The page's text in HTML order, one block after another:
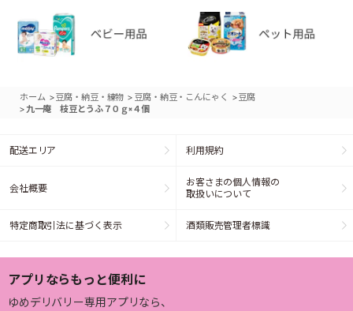
ホーム >豆腐・納豆・練物 > 豆腐・納豆・こんにゃく >豆腐
>九一庵 枝豆とうふ７０ｇ×４個
配送エリア 利用規約
会社概要
お客さまの個人情報の
取扱いについて
特定商取引法に基づく表示 酒類販売管理者標識
アプリならもっと便利に
ゆめデリバリー専用アプリなら、